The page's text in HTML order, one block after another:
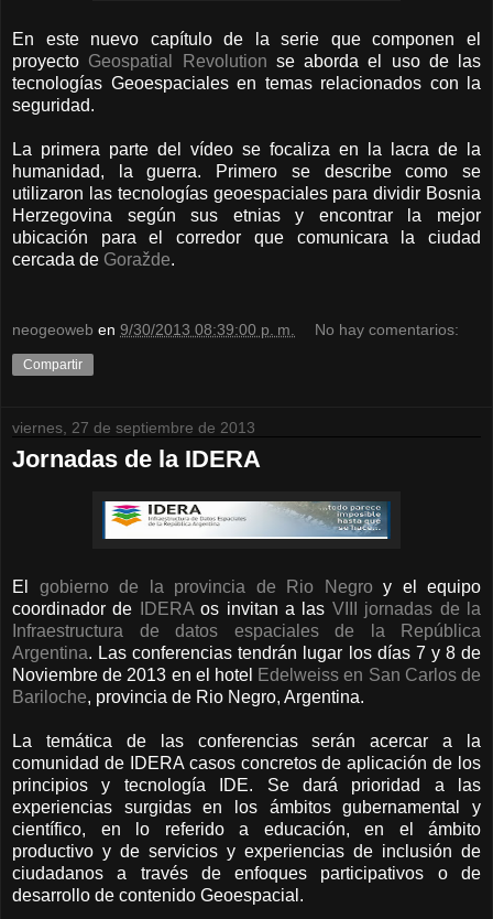
En este nuevo capítulo de la serie que componen el
proyecto Geospatial Revolution se aborda el uso de las
tecnologías Geoespaciales en temas relacionados con la
seguridad.
La primera parte del vídeo se focaliza en la lacra de la
humanidad, la guerra. Primero se describe como se
utilizaron las tecnologías geoespaciales para dividir Bosnia
Herzegovina según sus etnias y encontrar la mejor
ubicación para el corredor que comunicara la ciudad
cercada de Goražde.
neogeoweb en 9/30/2013 08:39:00 p. m. No hay comentarios:
Compartir
viernes, 27 de septiembre de 2013
Jornadas de la IDERA
El gobierno de la provincia de Rio Negroy el equipo
coordinador de
IDERAos invitan a las VIII jornadas de la
Infraestructura de datos espaciales de la República
Argentina. Las conferencias tendrán lugar los días 7 y 8 de
Noviembre de 2013 en el hotel
Edelweiss en San Carlos de
Bariloche, provincia de Rio Negro, Argentina.
La temática de las conferencias serán acercar a la
comunidad de IDERA casos concretos de aplicación de los
principios y tecnología IDE. Se dará prioridad a las
experiencias surgidas en los ámbitos gubernamental y
científico, en lo referido a educación, en el ámbito
productivo y de servicios y experiencias de inclusión de
ciudadanos a través de enfoques participativos o de
desarrollo de contenido Geoespacial.